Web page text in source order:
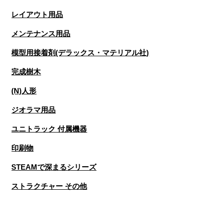
レイアウト用品
メンテナンス用品
模型用接着剤(デラックス・マテリアル社)
完成樹木
(N)人形
ジオラマ用品
ユニトラック 付属機器
印刷物
STEAMで深まるシリーズ
ストラクチャー その他